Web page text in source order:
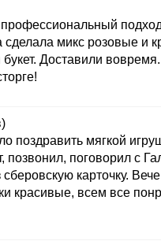
сделала микс розовые и
букет. Доставили
поздравить мягкой
позвонил, поговорил с
карточку.
красивые, всем все